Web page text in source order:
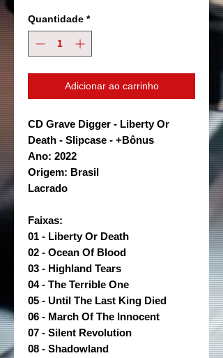
Quantidade *
Adicionar ao carrinho
CD Grave Digger - Liberty Or
Death - Slipcase - +Bônus
Ano: 2022
Origem: Brasil
Lacrado
Faixas:
01 - Liberty Or Death
02 - Ocean Of Blood
03 - Highland Tears
04 - The Terrible One
05 - Until The Last King Died
06 - March Of The Innocent
07 - Silent Revolution
08 - Shadowland